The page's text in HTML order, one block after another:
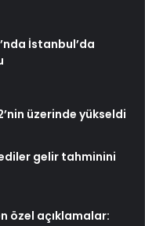
İstanbul’da
üzerinde yükseldi
gelir tahminini
özel açıklamalar: